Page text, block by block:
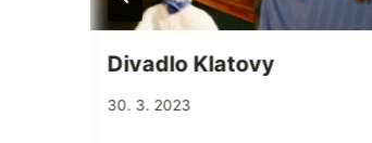
Divadlo Klatovy
Od
30. 3. 2023